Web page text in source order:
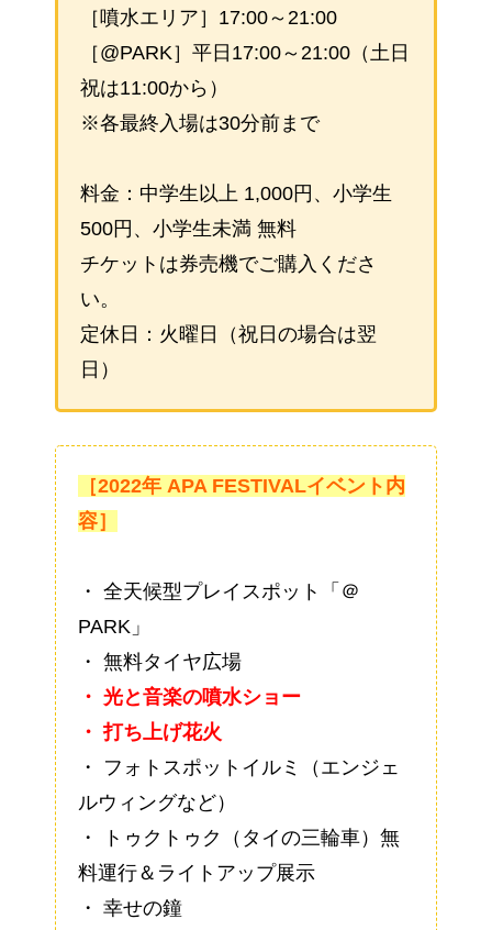
［噴水エリア］17:00～21:00
［@PARK］平日17:00～21:00（土日
祝は11:00から）
※各最終入場は30分前まで
料金：中学生以上 1,000円、小学生
500円、小学生未満 無料
チケットは券売機でご購入くださ
い。
定休日：火曜日（祝日の場合は翌
日）
［2022年 APA FESTIVALイベント内
容］
・ 全天候型プレイスポット「＠
PARK」
・ 無料タイヤ広場
・ 光と音楽の噴水ショー
・ 打ち上げ花火
・ フォトスポットイルミ（エンジェ
ルウィングなど）
・ トゥクトゥク（タイの三輪車）無
料運行＆ライトアップ展示
・ 幸せの鐘